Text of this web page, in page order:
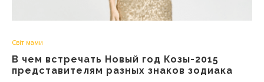
Світ мами
В чем встречать Новый год Козы-2015
представителям разных знаков зодиака